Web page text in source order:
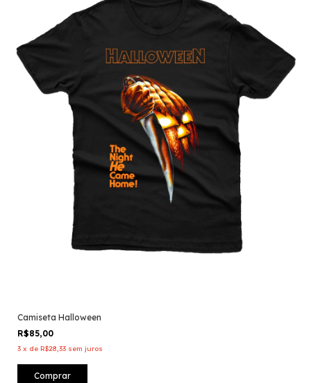
Camiseta Halloween
R$85,00
3 x de R$28,33 sem juros
Comprar